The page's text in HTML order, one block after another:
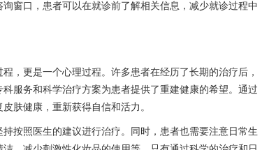
窗口，患者可以在就诊前了解相关信息，减少就诊过程中
，更是一个心理过程。许多患者在经历了长期的治疗后，
服务和科学治疗方案为患者提供了重建健康的希望。通过
肤健康，重新获得自信和活力。
按照医生的建议进行治疗。同时，患者也需要注意日常生